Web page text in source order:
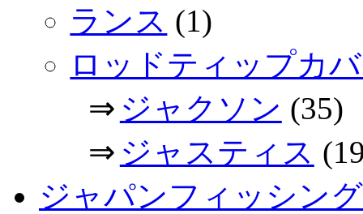
ランス (1)
ロッドティップカ
⇒ ジャクソン (35)
⇒ ジャスティス
ジャパンフィッシン